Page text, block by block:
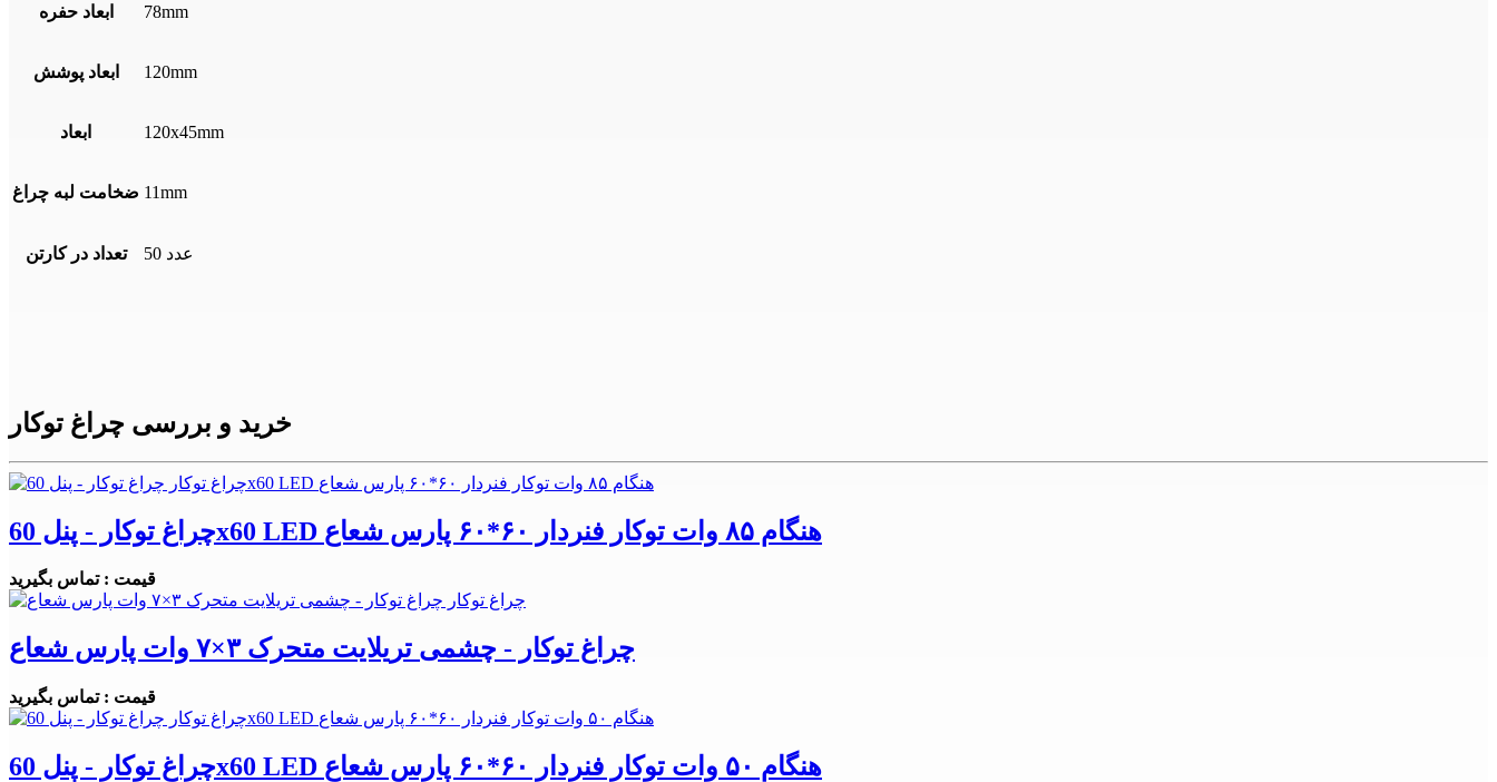
ابعاد حفره 78mm
ابعاد پوشش 120mm
ابعاد 120x45mm
ضخامت لبه چراغ 11mm
تعداد در کارتن 50 عدد
خرید و بررسی چراغ توکار
چراغ توکار - پنل 60x60 LED هنگام ۸۵ وات توکار فنردار ۶۰*۶۰ پارس شعاع
قیمت : تماس بگیرید
چراغ توکار - چشمی تریلایت متحرک ۳×۷ وات پارس شعاع
قیمت : تماس بگیرید
چراغ توکار - پنل 60x60 LED هنگام ۵۰ وات توکار فنردار ۶۰*۶۰ پارس شعاع